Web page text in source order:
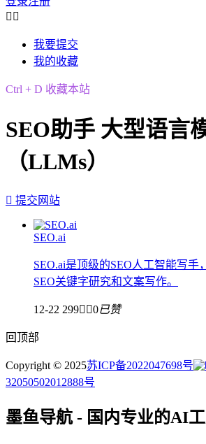
 
我要提交
我的收藏
Ctrl + D 收藏本站
SEO助手 大型语言
（LLMs）
 提交网站
SEO.ai
SEO.ai是顶级的SEO人工智能写手
SEO关键字研究和文案写作。
12-22 299 0已赞
回顶部
Copyright © 2025苏ICP备2022047698号
32050502012888号
墨鱼导航 - 国内专业的AI